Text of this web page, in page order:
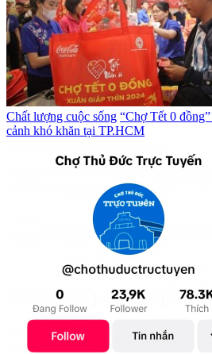
Chất lượng cuộc sống “Chợ Tết 0
cảnh khó khăn tại TP.HCM